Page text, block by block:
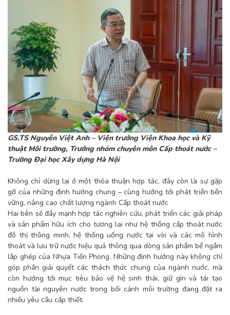
GS.TS Nguyễn Việt Anh – Viện trưởng Viện Khoa học và Kỹ
thuật Môi trường, Trưởng nhóm chuyên môn Cấp thoát nước –
Trường Đại học Xây dựng Hà Nội
Không chỉ dừng lại ở một thỏa thuận hợp tác, đây còn là sự gặp
gỡ của những định hướng chung – cùng hướng tới phát triển bền
vững, nâng cao chất lượng ngành Cấp thoát nước
Hai bên sẽ đẩy mạnh hợp tác nghiên cứu, phát triển các giải pháp
và sản phẩm hữu ích cho tương lai như hệ thống cấp thoát nước
đô thị thông minh, hệ thống uống nước tại vòi và các mô hình
thoát và lưu trữ nước hiệu quả thông qua dòng sản phẩm bể ngầm
lắp ghép của Nhựa Tiền Phong. Những định hướng này không chỉ
góp phần giải quyết các thách thức chung của ngành nước, mà
còn hướng tới mục tiêu bảo vệ hệ sinh thái, giữ gìn và tái tạo
nguồn tài nguyên nước trong bối cảnh môi trường đang đặt ra
nhiều yêu cầu cấp thiết.